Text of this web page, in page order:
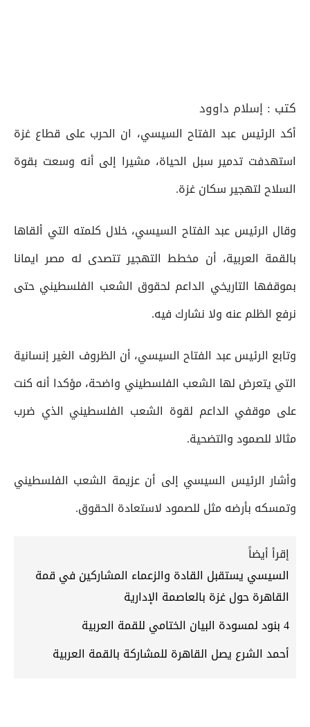
كتب : إسلام داوود
أكد الرئيس عبد الفتاح السيسي، ان الحرب على قطاع غزة
استهدفت تدمير سبل الحياة، مشيرا إلى أنه وسعت بقوة
السلاح لتهجير سكان غزة.
وقال الرئيس عبد الفتاح السيسي، خلال كلمته التي ألقاها
بالقمة العربية، أن مخطط التهجير تتصدى له مصر ايمانا
بموقفها التاريخي الداعم لحقوق الشعب الفلسطيني حتى
نرفع الظلم عنه ولا نشارك فيه.
وتابع الرئيس عبد الفتاح السيسي، أن الظروف الغير إنسانية
التي يتعرض لها الشعب الفلسطيني واضحة، مؤكدا أنه كنت
على موقفي الداعم لقوة الشعب الفلسطيني الذي ضرب
مثالا للصمود والتضحية.
وأشار الرئيس السيسي إلى أن عزيمة الشعب الفلسطيني
وتمسكه بأرضه مثل للصمود لاستعادة الحقوق.
إقرأ أيضاً
السيسي يستقبل القادة والزعماء المشاركين في قمة
القاهرة حول غزة بالعاصمة الإدارية
4 بنود لمسودة البيان الختامي للقمة العربية
أحمد الشرع يصل القاهرة للمشاركة بالقمة العربية